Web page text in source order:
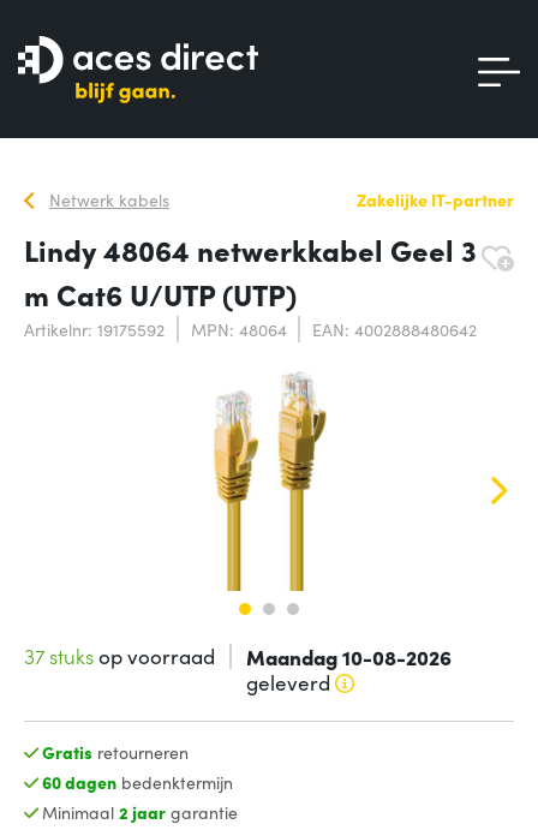
Netwerk kabels Zakelijke IT-partner
Lindy 48064 netwerkkabel Geel 3
m Cat6 U/UTP (UTP)
Artikelnr: 19175592 MPN: 48064 EAN: 4002888480642
37 stuksop voorraad Maandag 10-08-2026
geleverd
Gratis retourneren
60 dagenbedenktermijn
Minimaal 2 jaargarantie